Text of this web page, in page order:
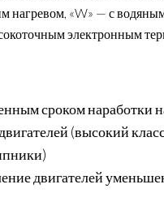
нагревом, «W» — с
электронным
сроком наработки
(высокий
двигателей